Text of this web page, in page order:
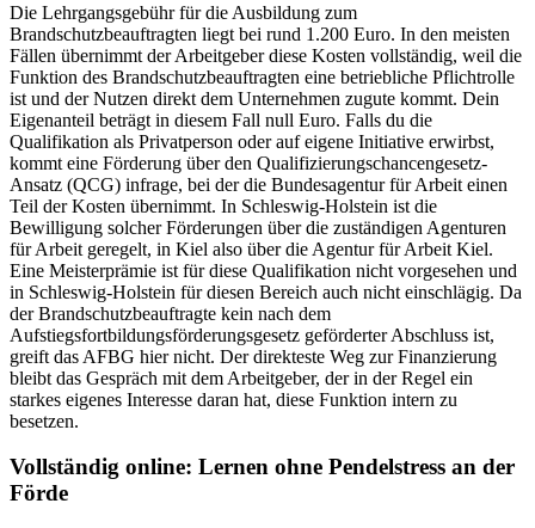
Die Lehrgangsgebühr für die Ausbildung zum
Brandschutzbeauftragten liegt bei rund 1.200 Euro. In den meisten
Fällen übernimmt der Arbeitgeber diese Kosten vollständig, weil die
Funktion des Brandschutzbeauftragten eine betriebliche Pflichtrolle
ist und der Nutzen direkt dem Unternehmen zugute kommt. Dein
Eigenanteil beträgt in diesem Fall null Euro. Falls du die
Qualifikation als Privatperson oder auf eigene Initiative erwirbst,
kommt eine Förderung über den Qualifizierungschancengesetz-
Ansatz (QCG) infrage, bei der die Bundesagentur für Arbeit einen
Teil der Kosten übernimmt. In Schleswig-Holstein ist die
Bewilligung solcher Förderungen über die zuständigen Agenturen
für Arbeit geregelt, in Kiel also über die Agentur für Arbeit Kiel.
Eine Meisterprämie ist für diese Qualifikation nicht vorgesehen und
in Schleswig-Holstein für diesen Bereich auch nicht einschlägig. Da
der Brandschutzbeauftragte kein nach dem
Aufstiegsfortbildungsförderungsgesetz geförderter Abschluss ist,
greift das AFBG hier nicht. Der direkteste Weg zur Finanzierung
bleibt das Gespräch mit dem Arbeitgeber, der in der Regel ein
starkes eigenes Interesse daran hat, diese Funktion intern zu
besetzen.
Vollständig online: Lernen ohne Pendelstress an der
Förde